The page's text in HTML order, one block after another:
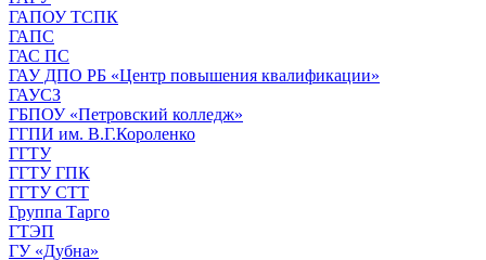
ГАПОУ ТСПК
ГАПС
ГАС ПС
ГАУ ДПО РБ «Центр повышения квалификации»
ГАУСЗ
ГБПОУ «Петровский колледж»
ГГПИ им. В.Г.Короленко
ГГТУ
ГГТУ ГПК
ГГТУ СТТ
Группа Тарго
ГТЭП
ГУ «Дубна»